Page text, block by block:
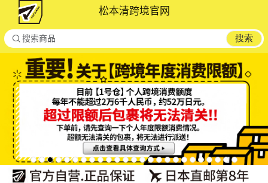
松本清跨境官网
 搜索商品 搜索